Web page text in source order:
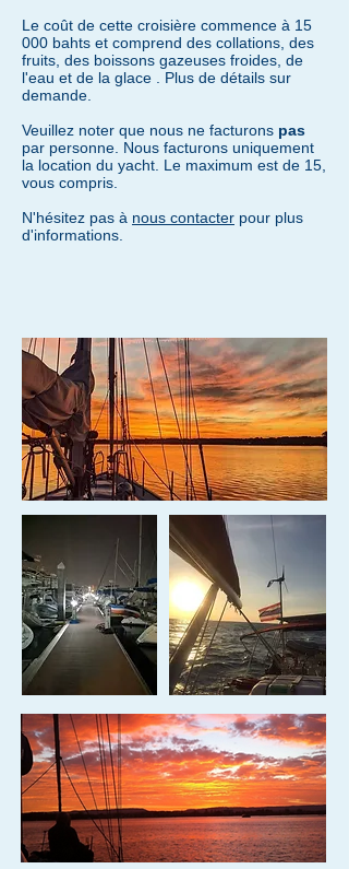
Le coût de cette croisière commence à 15
000 bahts et comprend des collations, des
fruits, des boissons gazeuses froides, de
l'eau et de la glace
. Plus de détails sur
demande.
Veuillez noter que nous ne facturons pas
par personne. Nous facturons uniquement
la location du yacht. Le maximum est de 15,
vous compris.
N'hésitez pas à nous contacter pour plus
d'informations.